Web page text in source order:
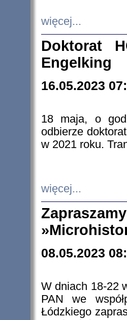
więcej...
Doktorat
Engelking
16.05.2023
18 maja, o
odbierze
w 2021 roku.
więcej...
08.05.2023
W dniach 18-22
PAN we
Łódzkiego